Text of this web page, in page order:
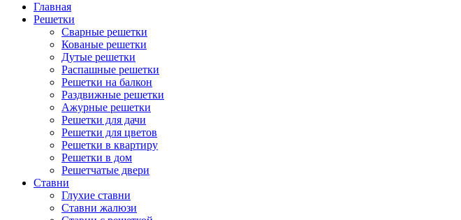
Главная
Решетки
Сварные решетки
Кованые решетки
Дутые решетки
Распашные решетки
Решетки на балкон
Раздвижные решетки
Ажурные решетки
Решетки для дачи
Решетки для цветов
Решетки в квартиру
Решетки в дом
Решетчатые двери
Ставни
Глухие ставни
Ставни жалюзи